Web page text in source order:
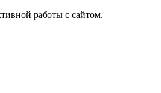
работы с сайтом.